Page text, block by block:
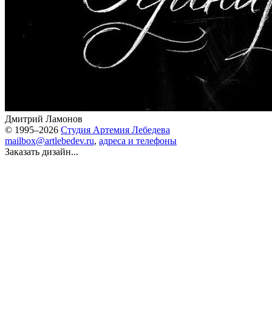
Дмитрий Ламонов
© 1995–2026 Студия Артемия Лебедева
mailbox@artlebedev.ru, адреса и телефоны
Заказать дизайн...